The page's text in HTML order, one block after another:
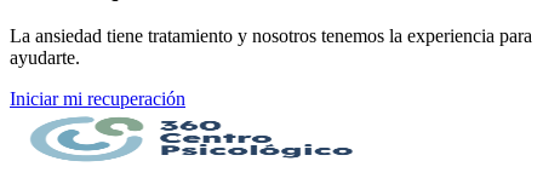
La ansiedad tiene tratamiento y nosotros tenemos la experiencia para
ayudarte.
Iniciar mi recuperación